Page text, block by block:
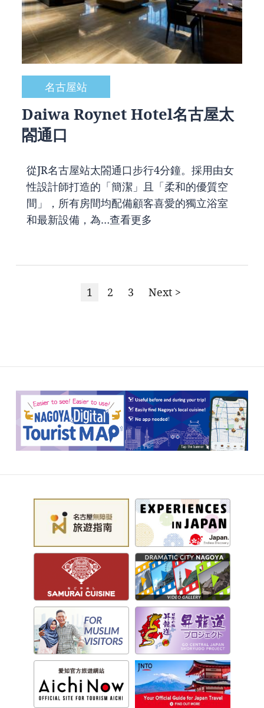
名古屋站
Daiwa Roynet Hotel名古屋太
閤通口
從JR名古屋站太閤通口步行4分鐘。採用由女
性設計師打造的「簡潔」且「柔和的優質空
間」，所有房間均配備顧客喜愛的獨立浴室
和最新設備，為…查看更多
1 2 3 Next >